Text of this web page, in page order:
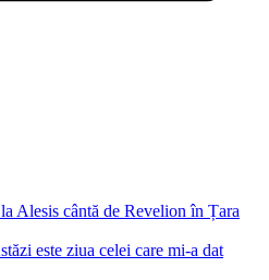
Alesis cântă de Revelion în Țara
este ziua celei care mi-a dat